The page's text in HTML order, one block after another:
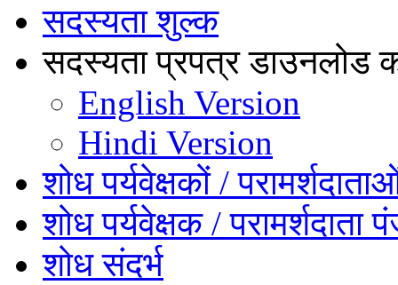
सदस्यता शुल्क
सदस्यता प्रपत्र डाउनलोड
English Version
Hindi Version
शोध पर्यवेक्षकों /
शोध पर्यवेक्षक /
शोध संदर्भ